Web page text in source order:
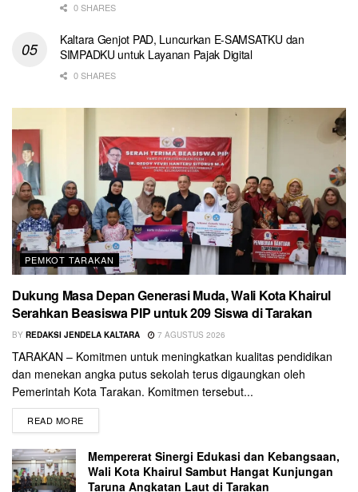
0 SHARES
Kaltara Genjot PAD, Luncurkan E-SAMSATKU dan
SIMPADKU untuk Layanan Pajak Digital
0 SHARES
PEMKOT TARAKAN
Dukung Masa Depan Generasi Muda, Wali Kota Khairul
Serahkan Beasiswa PIP untuk 209 Siswa di Tarakan
BY REDAKSI JENDELA KALTARA 7 AGUSTUS 2026
TARAKAN – Komitmen untuk meningkatkan kualitas pendidikan
dan menekan angka putus sekolah terus digaungkan oleh
Pemerintah Kota Tarakan. Komitmen tersebut...
READ MORE
Mempererat Sinergi Edukasi dan Kebangsaan,
Wali Kota Khairul Sambut Hangat Kunjungan
Taruna Angkatan Laut di Tarakan